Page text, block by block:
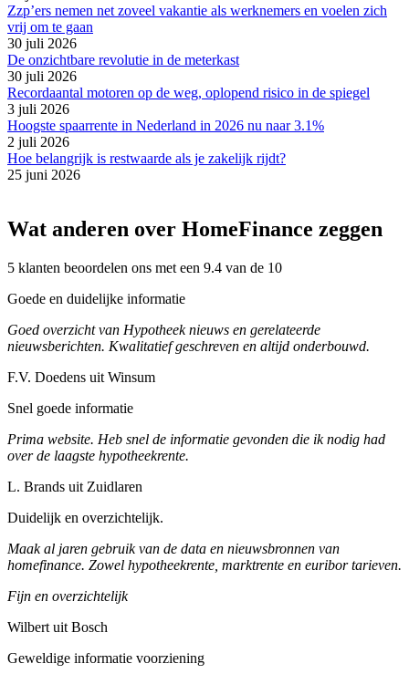
Zzp’ers nemen net zoveel vakantie als werknemers en voelen zich
vrij om te gaan
30 juli 2026
De onzichtbare revolutie in de meterkast
30 juli 2026
Recordaantal motoren op de weg, oplopend risico in de spiegel
3 juli 2026
Hoogste spaarrente in Nederland in 2026 nu naar 3.1%
2 juli 2026
Hoe belangrijk is restwaarde als je zakelijk rijdt?
25 juni 2026
Wat anderen over HomeFinance zeggen
5 klanten beoordelen ons met een 9.4 van de 10
Goede en duidelijke informatie
Goed overzicht van Hypotheek nieuws en gerelateerde
nieuwsberichten. Kwalitatief geschreven en altijd onderbouwd.
F.V. Doedens uit Winsum
Snel goede informatie
Prima website. Heb snel de informatie gevonden die ik nodig had
over de laagste hypotheekrente.
L. Brands uit Zuidlaren
Duidelijk en overzichtelijk.
Maak al jaren gebruik van de data en nieuwsbronnen van
homefinance. Zowel hypotheekrente, marktrente en euribor tarieven.
Fijn en overzichtelijk
Wilbert uit Bosch
Geweldige informatie voorziening